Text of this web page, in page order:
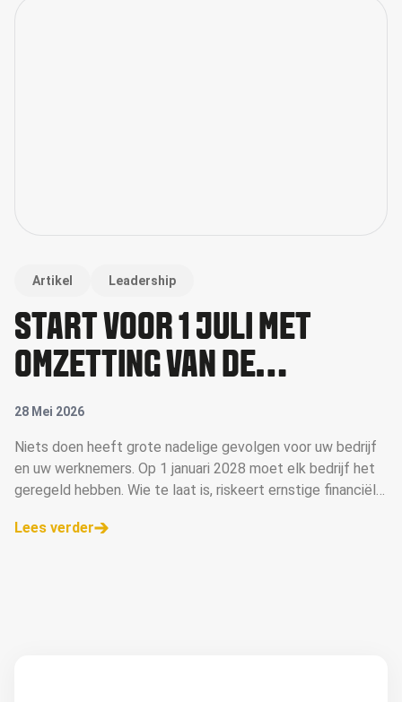
Artikel Leadership
START VÓÓR 1 JULI MET
OMZETTING VAN DE
PENSIOENREGELING
28 Mei 2026
Niets doen heeft grote nadelige gevolgen voor uw bedrijf
en uw werknemers. Op 1 januari 2028 moet elk bedrijf het
geregeld hebben. Wie te laat is, riskeert ernstige financiële
Lees verder